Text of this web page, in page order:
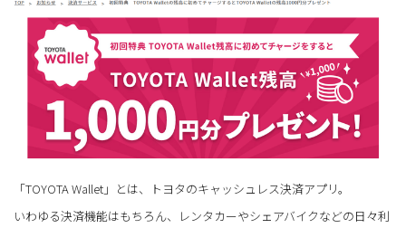
「TOYOTA Wallet」とは、トヨタのキャッシュレス決済アプリ。
いわゆる決済機能はもちろん、レンタカーやシェアバイクなどの日々利